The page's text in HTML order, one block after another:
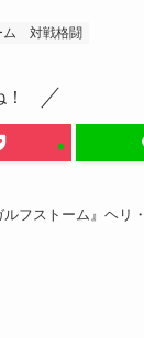
ム 対戦格闘
ルフストーム』ヘリ